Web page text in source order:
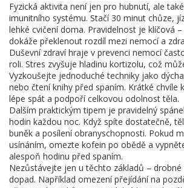
Fyzická aktivita není jen pro hubnutí, ale
imunitního systému. Stačí 30 minut chůze,
lehké cvičení doma. Pravidelnost je klíčová
dokáže překlenout rozdíl mezi nemocí a
Duševní zdraví hraje v prevenci nemocí
roli. Stres zvyšuje hladinu kortizolu, což
Vyzkoušejte jednoduché techniky jako
nebo čtení knihy před spaním. Krátké chvíle
lépe spát a podpoří celkovou odolnost těla.
Dalším praktickým tipem je pravidelný
hodin každou noc. Když spíte dostatečně,
buněk a posílení obranyschopnosti. Pokud
usínáním, omezte kofein po obědě a
alespoň hodinu před spaním.
Nezůstávejte jen u těchto základů – drobné
dopad. Například omezení přejídání na